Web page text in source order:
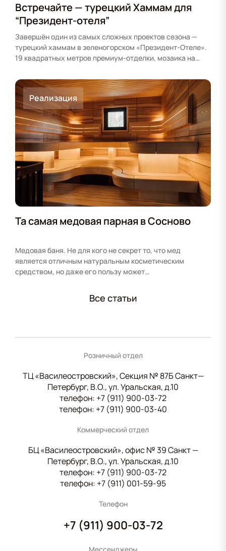
Встречайте — турецкий Хаммам для
“Президент-отеля”
Завершён один из самых сложных проектов сезона —
турецкий хаммам в зеленогорском «Президент-Отеле».
19 квадратных метров премиум-отделки, мозаика на
Реализация
Та самая медовая парная в Сосново
Медовая баня. Не для кого не секрет то, что мед
является отличным натуральным косметическим
средством, но даже его пользу может…
Все статьи
Розничный отдел
ТЦ «Василеостровский», Секция № 87Б Санкт—
Петербург, В.О., ул. Уральская, д.10
телефон: +7 (911) 900-03-72
телефон: +7 (911) 900-03-40
Коммерческий отдел
БЦ «Василеостровский», офис № 39 Санкт —
Петербург, В.О., ул. Уральская, д.10
телефон: +7 (911) 900-03-72
телефон: +7 (911) 001-59-95
Телефон
+7 (911) 900-03-72